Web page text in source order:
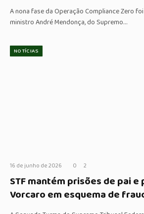
A nona fase da Operação Compliance Zero
ministro André Mendonça, do Supremo…
NOTÍCIAS
16 de junho de 2026 0 2
STF mantém prisões de pai e
Vorcaro em esquema de